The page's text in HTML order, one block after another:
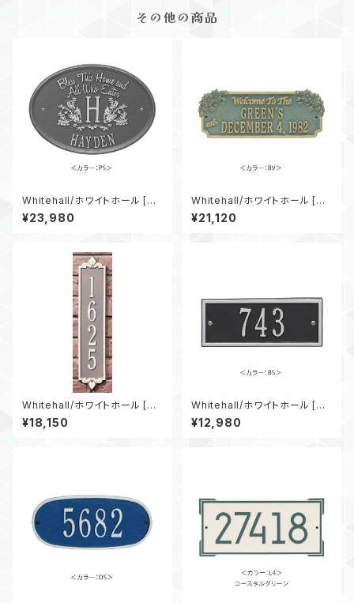
その他の商品
Whitehall/ホワイトホール [W
H-2823] Bless This Home
Monogram Oval
¥23,980
Whitehall/ホワイトホール [W
H-3305] Founded Date
¥21,120
Whitehall/ホワイトホール [W
H-3001]Lyon Vertical
¥18,150
Whitehall/ホワイトホール [W
H-1329] Hartford Petite
¥12,980